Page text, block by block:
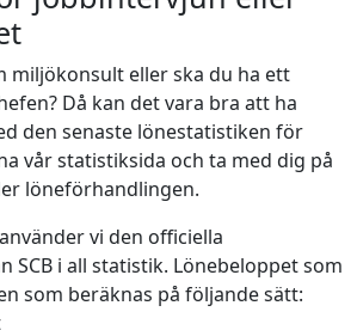
miljökonsult eller ska du ha ett
Då kan det vara bra att ha
den senaste lönestatistiken för
vår statistiksida och ta med dig på
löneförhandlingen.
vi den officiella
SCB i all statistik. Lönebeloppet som
som beräknas på följande sätt: